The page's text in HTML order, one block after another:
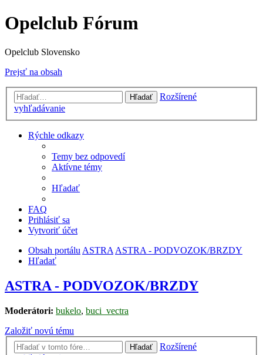
Opelclub Fórum
Opelclub Slovensko
Prejsť na obsah
Hľadať
Rozšírené
vyhľadávanie
Rýchle odkazy
Temy bez odpovedí
Aktívne témy
Hľadať
FAQ
Prihlásiť sa
Vytvoriť účet
Obsah portáluASTRAASTRA - PODVOZOK/BRZDY
Hľadať
ASTRA - PODVOZOK/BRZDY
Moderátori: bukelo, buci_vectra
Založiť novú tému
Hľadať
Rozšírené